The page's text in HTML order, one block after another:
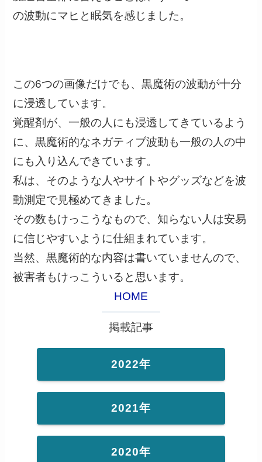
の波動にマヒと眠気を感じました。
この6つの画像だけでも、黒魔術の波動が十分
に浸透しています。
覚醒剤が、一般の人にも浸透してきているよう
に、黒魔術的なネガティブ波動も一般の人の中
にも入り込んできています。
私は、そのような人やサイトやグッズなどを波
動測定で見極めてきました。
その数もけっこうなもので、知らない人は安易
に信じやすいように仕組まれています。
当然、黒魔術的な内容は書いていませんので、
被害者もけっこういると思います。
HOME
掲載記事
2022年
2021年
2020年